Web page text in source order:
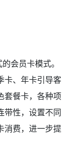
会员卡模式。
卡、年卡引导客
套餐卡，各种项
带性，设置不同
消费，进一步提